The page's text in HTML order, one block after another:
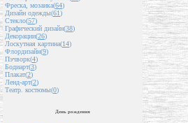
Фреска, мозаика(64)
Дизайн одежды(61)
Стекло(57)
Графический дизайн(38)
Декорации(26)
Лоскутная картина(14)
Флордизайн(9)
Пэчворк(4)
Бодиарт(3)
Плакат(2)
Ленд-арт(2)
Театр. костюмы(0)
День рождения